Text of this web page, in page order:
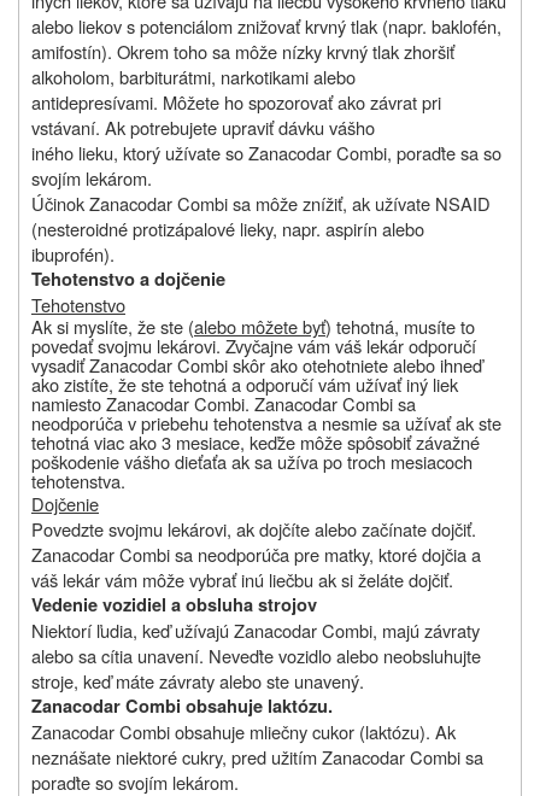
alebo liekov s potenciálom znižovať krvný tlak (napr. baklofén,
amifostín). Okrem toho sa môže nízky krvný tlak zhoršiť
alkoholom, barbiturátmi, narkotikami alebo
antidepresívami. Môžete ho spozorovať ako závrat pri
vstávaní. Ak potrebujete upraviť dávku vášho
iného lieku, ktorý užívate so Zanacodar Combi, poraďte sa so
svojím lekárom.
Účinok Zanacodar Combi sa môže znížiť, ak užívate NSAID
(nesteroidné protizápalové lieky, napr. aspirín alebo
ibuprofén).
Tehotenstvo a dojčenie
Tehotenstvo
Ak si myslíte, že ste (alebo môžete byť) tehotná, musíte to
povedať svojmu lekárovi. Zvyčajne vám váš lekár odporučí
vysadiť Zanacodar Combi skôr ako otehotniete alebo ihneď
ako zistíte, že ste tehotná a odporučí vám užívať iný liek
namiesto Zanacodar Combi. Zanacodar Combi sa
neodporúča v priebehu tehotenstva a nesmie sa užívať ak ste
tehotná viac ako 3 mesiace, keďže môže spôsobiť závažné
poškodenie vášho dieťaťa ak sa užíva po troch mesiacoch
tehotenstva.
Dojčenie
Povedzte svojmu lekárovi, ak dojčíte alebo začínate dojčiť.
Zanacodar Combi sa neodporúča pre matky, ktoré dojčia a
váš lekár vám môže vybrať inú liečbu ak si želáte dojčiť.
Vedenie vozidiel a obsluha strojov
Niektorí ľudia, keď užívajú Zanacodar Combi, majú závraty
alebo sa cítia unavení. Neveďte vozidlo alebo neobsluhujte
stroje, keď máte závraty alebo ste unavený.
Zanacodar Combi obsahuje laktózu.
Zanacodar Combi obsahuje mliečny cukor (laktózu). Ak
neznášate niektoré cukry, pred užitím Zanacodar Combi sa
poraďte so svojím lekárom.